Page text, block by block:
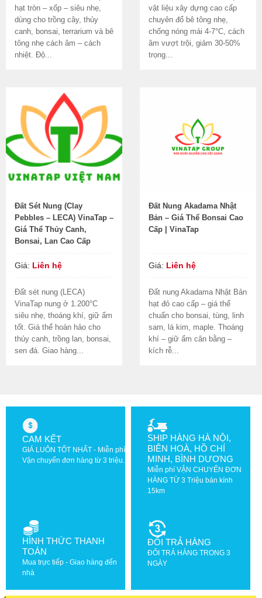
hạt tròn – xốp – siêu nhẹ,
dùng cho trồng cây, thủy
canh, bonsai, terrarium và bê
tông nhẹ cách âm – cách
nhiệt. Độ...
vật liệu xây dựng cao cấp
chuyên đổ bê tông nhẹ,
chống nóng mái 4-7°C, cách
âm vượt trội, giảm 30-50%
trọng...
Đất Sét Nung (Clay
Pebbles – LECA) VinaTap –
Giá Thể Thủy Canh,
Bonsai, Lan Cao Cấp
Giá: Liên hệ
Đất sét nung (LECA)
VinaTap nung ở 1.200°C
siêu nhẹ, thoáng khí, giữ ẩm
tốt. Giá thể hoàn hảo cho
thủy canh, trồng lan, bonsai,
sen đá. Giao hàng...
Đất Nung Akadama Nhật
Bản – Giá Thể Bonsai Cao
Cấp | VinaTap
Giá: Liên hệ
Đất nung Akadama Nhật Bản
hạt đỏ cao cấp – giá thể
chuẩn cho bonsai, tùng, linh
sam, lá kim, maple. Thoáng
khí – giữ ẩm cân bằng –
kích rễ...
CAM KẾT
GIÁ LUÔN TỐT NHẤT - Miễn phí
Vận chuyển đơn hàng từ 3 triệu.
SHIP HÀNG HÀ NỘI,
BIÊN HOÀ, HỒ CHÍ
MINH, BÌNH DƯƠNG
Miễn phí VẬN CHUYỂN ĐƠN
HÀNG TỪ 3 Triệu bán kính
15km
HÌNH THỨC THANH
TOÁN
Mua trực tiếp - Giao hàng đến
nhà
ĐỔI TRẢ HÀNG
ĐỔI TRẢ HÀNG TRONG 3
NGÀY